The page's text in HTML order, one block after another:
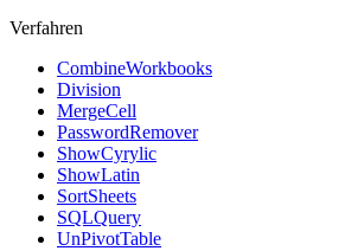
Verfahren
CombineWorkbooks
Division
MergeCell
PasswordRemover
ShowCyrylic
ShowLatin
SortSheets
SQLQuery
UnPivotTable